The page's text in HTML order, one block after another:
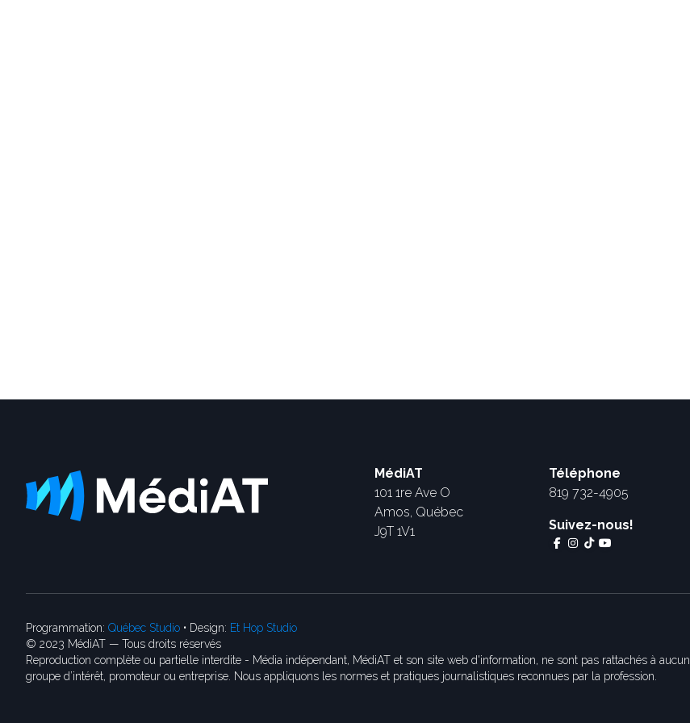
MédiAT
101 1re Ave O
Amos, Québec
J9T 1V1
Téléphone
819 732-4905
Suivez-nous!
Programmation: Québec Studio • Design: Et Hop Studio
© 2023 MédiAT — Tous droits réservés
Reproduction complète ou partielle interdite - Média indépendant, MédiAT et son site web d'information, ne sont pas rattachés à aucun
groupe d’intérêt, promoteur ou entreprise. Nous appliquons les normes et pratiques journalistiques reconnues par la profession.